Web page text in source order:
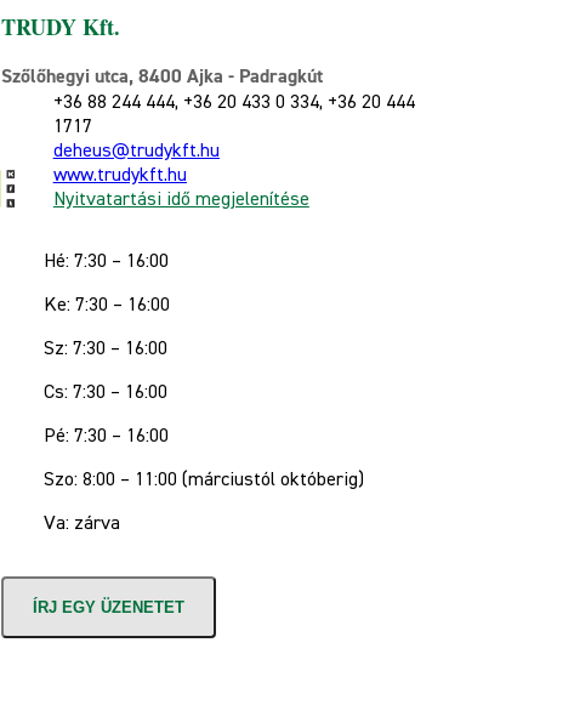
TRUDY Kft.
Szőlőhegyi utca, 8400 Ajka - Padragkút
+36 88 244 444, +36 20 433 0 334, +36 20 444
1717
deheus@trudykft.hu
www.trudykft.hu
Nyitvatartási idő megjelenítése
Hé: 7:30 – 16:00
Ke: 7:30 – 16:00
Sz: 7:30 – 16:00
Cs: 7:30 – 16:00
Pé: 7:30 – 16:00
Szo: 8:00 – 11:00 (márciustól októberig)
Va: zárva
ÍRJ EGY ÜZENETET